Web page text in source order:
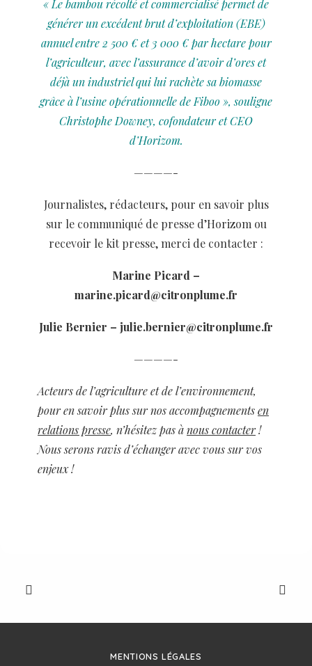
« Le bambou récolté et commercialisé permet de
générer un excédent brut d’exploitation(EBE)
annuel entre 2 500 € et 3 000 € par hectare pour
l’agriculteur, avec l’assuranced’avoir d’ores et
déjà un industriel qui lui rachète sa biomasse
grâce à l’usineopérationnelle de Fiboo », souligne
Christophe Downey, cofondateur et CEO
d’Horizom.
————-
Journalistes, rédacteurs, pour en savoir plus
sur le communiqué de presse d’Horizom ou
recevoir le kit presse,merci de contacter :
Marine Picard –
marine.picard@citronplume.fr
Julie Bernier – julie.bernier@citronplume.fr
————-
Acteurs de l’agriculture et de l’environnement,
pour en savoir plus sur nos accompagnementsen
relations presse, n’hésitez pas ànous contacter!
Nous serons ravis d’échanger avec vous sur vos
enjeux !
MENTIONS LÉGALES